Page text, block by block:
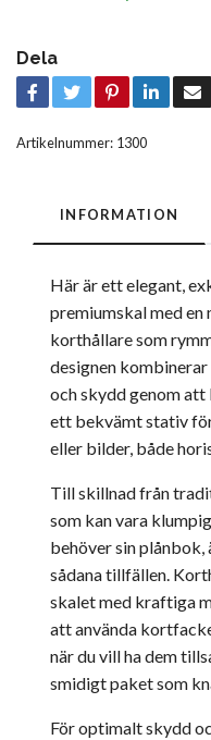
Dela
Artikelnummer: 1300
INFORMATION
Här är ett elegant,
premiumskal med
korthållare som
designen
och skydd genom
ett bekvämt stativ
eller bilder, både
Till skillnad från
som kan vara
behöver sin
sådana tillfällen.
skalet med kraftiga
att använda
när du vill ha dem
smidigt paket som
För optimalt skydd